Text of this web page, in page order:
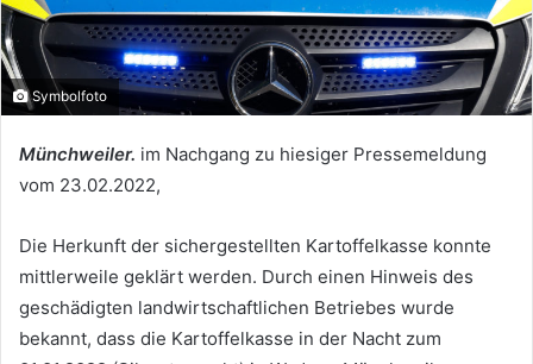
Symbolfoto
Münchweiler. im Nachgang zu hiesiger Pressemeldung
vom 23.02.2022,
Die Herkunft der sichergestellten Kartoffelkasse konnte
mittlerweile geklärt werden. Durch einen Hinweis des
geschädigten landwirtschaftlichen Betriebes wurde
bekannt, dass die Kartoffelkasse in der Nacht zum